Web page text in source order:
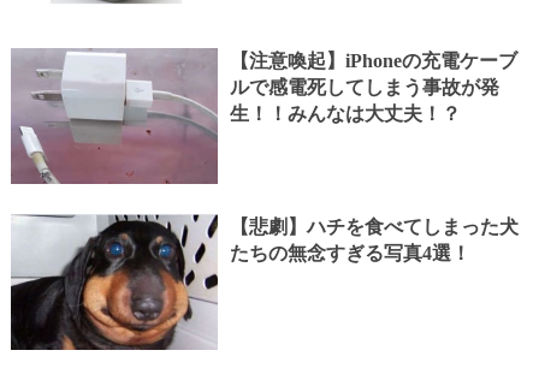
【注意喚起】iPhoneの充電ケーブ
ルで感電死してしまう事故が発
生！！みんなは大丈夫！？
【悲劇】ハチを食べてしまった犬
たちの無念すぎる写真4選！